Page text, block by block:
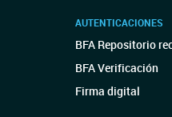
AUTENTICACIONES
BFA Repositorio
BFA Verificación
Firma digital